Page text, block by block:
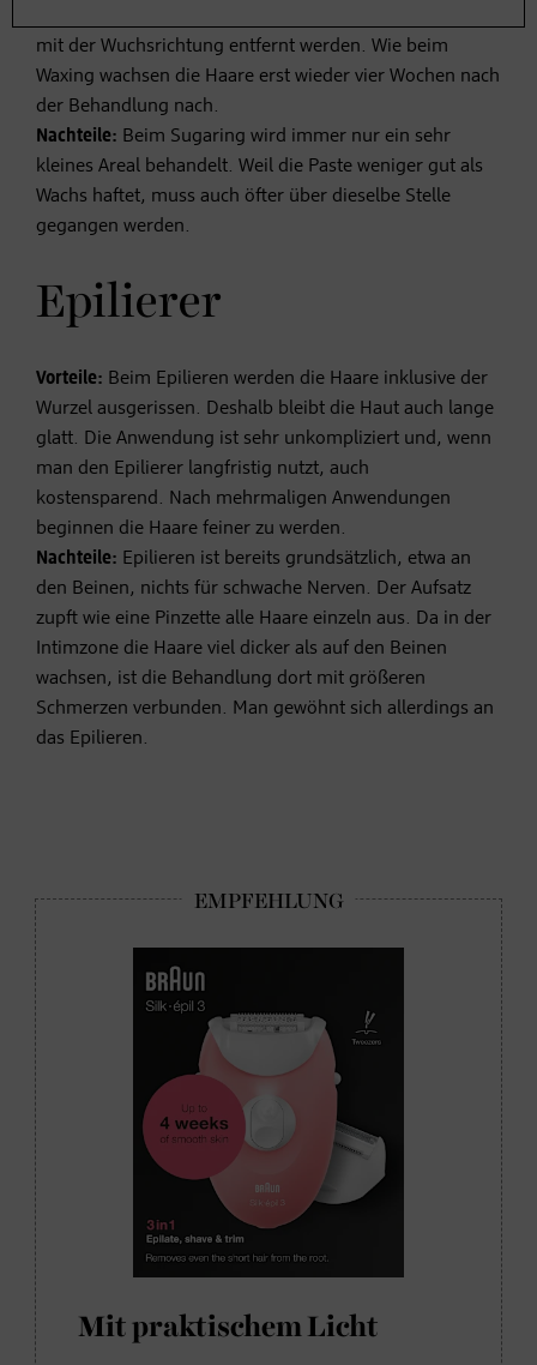
mit der Wuchsrichtung entfernt werden. Wie beim
Waxing wachsen die Haare erst wieder vier Wochen nach
der Behandlung nach.
Nachteile: Beim Sugaring wird immer nur ein sehr
kleines Areal behandelt. Weil die Paste weniger gut als
Wachs haftet, muss auch öfter über dieselbe Stelle
gegangen werden.
Epilierer
Vorteile: Beim Epilieren werden die Haare inklusive der
Wurzel ausgerissen. Deshalb bleibt die Haut auch lange
glatt. Die Anwendung ist sehr unkompliziert und, wenn
man den Epilierer langfristig nutzt, auch
kostensparend. Nach mehrmaligen Anwendungen
beginnen die Haare feiner zu werden.
Nachteile: Epilieren ist bereits grundsätzlich, etwa an
den Beinen, nichts für schwache Nerven. Der Aufsatz
zupft wie eine Pinzette alle Haare einzeln aus. Da in der
Intimzone die Haare viel dicker als auf den Beinen
wachsen, ist die Behandlung dort mit größeren
Schmerzen verbunden. Man gewöhnt sich allerdings an
das Epilieren.
Mit praktischem Licht